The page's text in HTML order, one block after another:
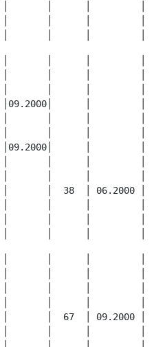
│       │      │         │
│       │      │         │
│       │      │         │
│       │      │         │
│       │      │         │
│09.2000│      │
│       │      │         │
│09.2000│      │         │  16
│       │      │         │
│       │  38  │ 06.2000
│       │      │         │
│       │      │         │
│       │      │         │
│       │      │         │
│       │      │         │
│       │      │         │
│       │  67  │ 09.2000 │
│       │      │         │